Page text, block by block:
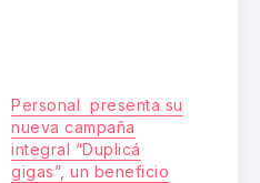
Personal presenta su
nueva campaña
integral “Duplicá
gigas”, un beneficio